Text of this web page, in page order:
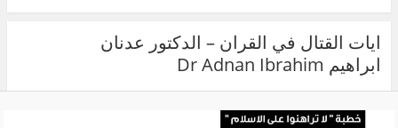
ايات القتال في القران – الدكتور عدنان
ابراهيم Dr Adnan Ibrahim